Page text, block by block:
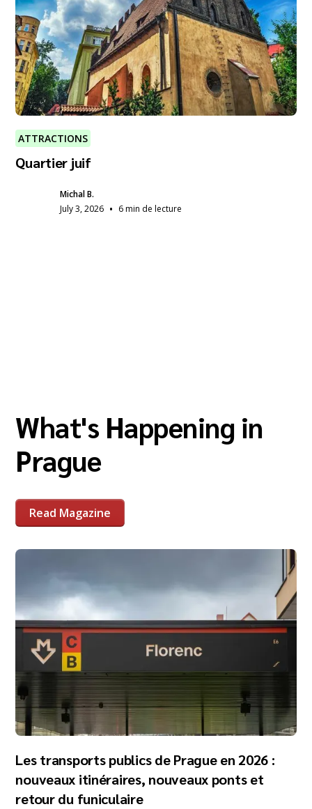
ATTRACTIONS
Quartier juif
Michal B.
July 3, 2026 • 6 min de lecture
What's Happening in
Prague
Read Magazine
Les transports publics de Prague en 2026 :
nouveaux itinéraires, nouveaux ponts et
retour du funiculaire